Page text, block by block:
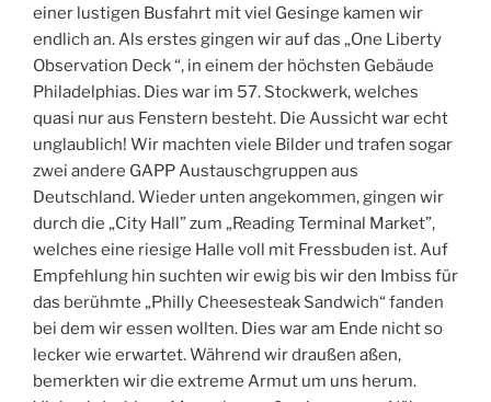
e
r
o
m
n
e
L
i
e
r
t
y
b
s
b
e
t
y
O
b
s
e
r
v
t
i
o
n
e
c
n
n
b
u
s
r
i
d
e
e
d
C
h
e
e
e
S
a
n
w
i
c
h
einer lustigen Busfahrt mit viel Gesinge kamen wir
endlich an. Als erstes gingen wir auf das „One Liberty
Observation Deck “, in einem der höchsten Gebäude
Philadelphias. Dies war im 57. Stockwerk, welches
quasi nur aus Fenstern besteht. Die Aussicht war echt
unglaublich! Wir machten viele Bilder und trafen sogar
zwei andere GAPP Austauschgruppen aus
Deutschland. Wieder unten angekommen, gingen wir
durch die „City Hall” zum „Reading Terminal Market”,
welches eine riesige Halle voll mit Fressbuden ist. Auf
Empfehlung hin suchten wir ewig bis wir den Imbiss für
das berühmte „Philly Cheesesteak Sandwich“ fanden
bei dem wir essen wollten. Dies war am Ende nicht so
lecker wie erwartet. Während wir draußen aßen,
bemerkten wir die extreme Armut um uns herum.